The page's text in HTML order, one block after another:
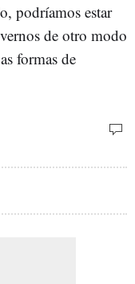
podríamos estar
de otro modo
formas de